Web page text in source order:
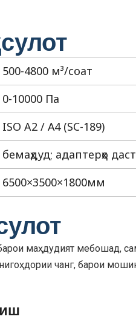
500-4800 м³/соат
0-10000 Па
ISO A2 / А4 (SC-189)
бемаҳдуд; адаптерҳо
6500×3500×1800мм
маҳдудият мебошад,
чанг, барои